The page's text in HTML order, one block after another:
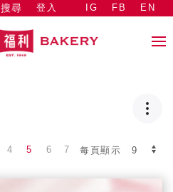
搜尋 登入 IG FB EN
每頁顯示
4 5 6 7